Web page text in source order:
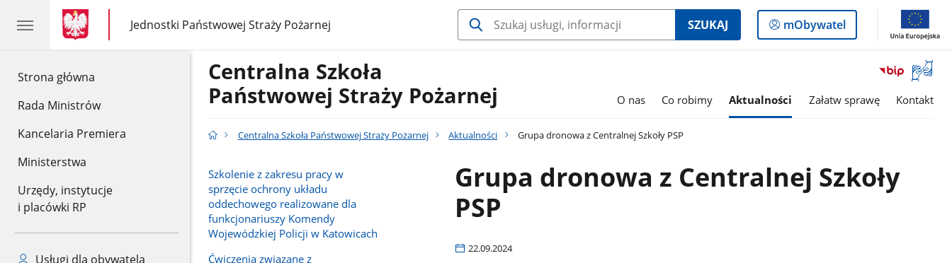
Strona główna
Rada Ministrów
Kancelaria Premiera
Ministerstwa
Urzędy, instytucje
i placówki RP
Usługi dla obywatela
gov.pl
gov.pl
Jednostki Państwowej Straży Pożarnej
gov.pl
Jednostki
Państwowej
SZUKAJ
Logowanie
do
mObywatel
Otwórz
okno
z
Centralna Szkoła
Państwowej Straży Pożarnej
O nas Co robimy Aktualności Załatw sprawę Kontakt
Centralna Szkoła Państwowej Straży Pożarnej Aktualności Grupa dronowa z Centralnej Szkoły PSP
Szkolenie z zakresu pracy w
sprzęcie ochrony układu
oddechowego realizowane dla
funkcjonariuszy Komendy
Wojewódzkiej Policji w Katowicach
Ćwiczenia związane z
Grupa dronowa z Centralnej Szkoły
PSP
22.09.2024